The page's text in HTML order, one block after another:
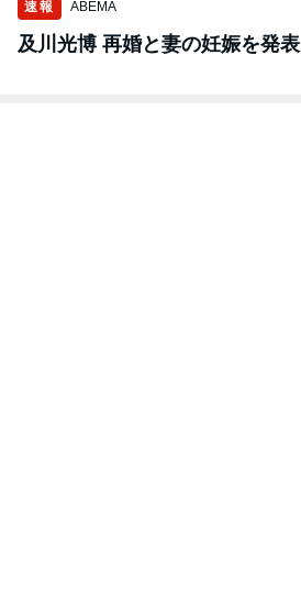
速報 ABEMA
及川光博 再婚と妻の妊娠を発表